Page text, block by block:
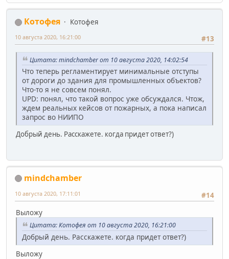
Котофея
Котофея
#13
10 августа 2020, 16:21:00
Цитата: mindchamber от 10 августа 2020, 14:02:54
Что теперь регламентирует минимальные отступы
от дороги до здания для промышленных объектов?
Что-то я не совсем понял.
UPD: понял, что такой вопрос уже обсуждался. Чтож,
ждем реальных кейсов от пожарных, а пока написал
запрос во НИИПО
Добрый день. Расскажете. когда придет ответ?)
mindchamber
#14
10 августа 2020, 17:11:01
Выложу
Цитата: Котофея от 10 августа 2020, 16:21:00
Добрый день. Расскажете. когда придет ответ?)
Выложу